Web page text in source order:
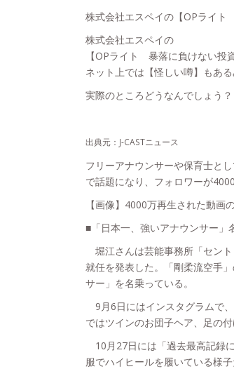
株式会社エスペイの【OPライ
株式会社エスペイの
【OPライト 暴落に負けない投
ネット上では【怪しい噂】もあ
実際のところどうなんでしょう？
出典元：J-CASTニュース
フリーアナウンサーや保育士と
で話題になり、フォロワーが
【画像】4000万再生された動画
■「日本一、強いアナウンサー」
堀江さんは芸能事務所「セン
就任を発表した。「剛柔流空手
サー」を名乗っている。
9月6日にはインスタグラムで
ではツインのお団子ヘア、足の
10月27日には「過去最高記録
服でハイヒールを履いている様子